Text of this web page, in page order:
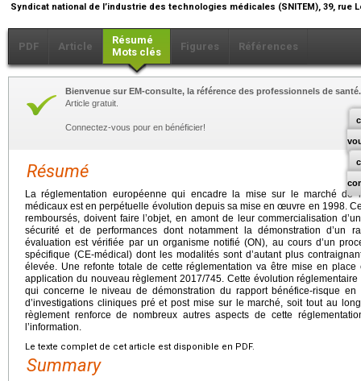
Syndicat national de l’industrie des technologies médicales (SNITEM), 39, rue
PDF Article
Résumé
Mots clés
Figures Références
Bienvenue sur EM-consulte, la référence des professionnels de santé.
Article gratuit.
Connectez-vous pour en bénéficier!
Résumé
La réglementation européenne qui encadre la mise sur le marché de
médicaux est en perpétuelle évolution depuis sa mise en œuvre en 1998.
remboursés, doivent faire l’objet, en amont de leur commercialisation
sécurité et de performances dont notamment la démonstration d’un
évaluation est vérifiée par un organisme notifié (ON), au cours d’un
spécifique (CE-médical) dont les modalités sont d’autant plus
élevée. Une refonte totale de cette réglementation va être mise en
application du nouveau règlement 2017/745. Cette évolution
qui concerne le niveau de démonstration du rapport bénéfice-risque
d’investigations cliniques pré et post mise sur le marché, soit tout au
règlement renforce de nombreux autres aspects de cette
l’information.
Le texte complet de cet article est disponible en PDF.
Summary